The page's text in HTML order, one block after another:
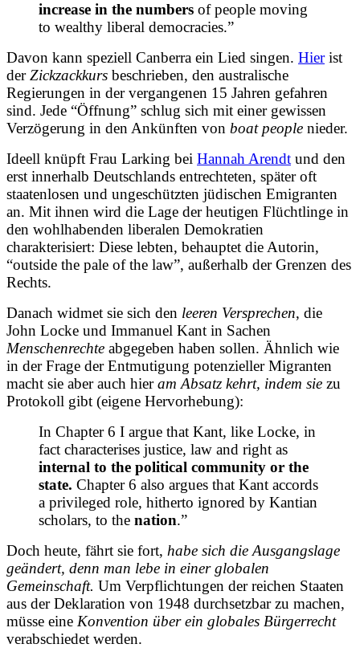
increase in the numbers of people moving
to wealthy liberal democracies.”
Davon kann speziell Canberra ein Lied singen. Hierist
derZickzackkurs beschrieben, den australische
Regierungen in der vergangenen 15 Jahren gefahren
sind. Jede “Öffnung” schlug sich mit einer gewissen
Verzögerung in den Ankünften von boat people nieder.
Ideell knüpft Frau Larking bei Hannah Arendt und den
erst innerhalb Deutschlands entrechteten, später oft
staatenlosen und ungeschützten jüdischen Emigranten
an. Mit ihnen wird die Lage der heutigen Flüchtlinge in
den wohlhabenden liberalen Demokratien
charakterisiert: Diese lebten, behauptet die Autorin,
“outside the pale of the law”, außerhalb der Grenzen des
Rechts.
Danach widmet sie sich den leeren Versprechen, die
John Locke und Immanuel Kant in Sachen
Menschenrechte abgegeben haben sollen. Ähnlich wie
in der Frage der Entmutigung potenzieller Migranten
macht sie aber auch hieram Absatz kehrt, indem sie zu
Protokoll gibt (eigene Hervorhebung):
In Chapter 6 I argue that Kant, like Locke, in
fact characterises justice, law and right as
internal to the political community or the
state. Chapter 6 also argues that Kant accords
a privileged role, hitherto ignored by Kantian
scholars, to the nation.”
Doch heute, fährt sie fort, habe sich die Ausgangslage
geändert, denn man lebe in einer globalen
Gemeinschaft. Um Verpflichtungen der reichen Staaten
aus der Deklaration von 1948 durchsetzbar zu machen,
müsse eine Konvention über ein globales Bürgerrecht
verabschiedet werden.